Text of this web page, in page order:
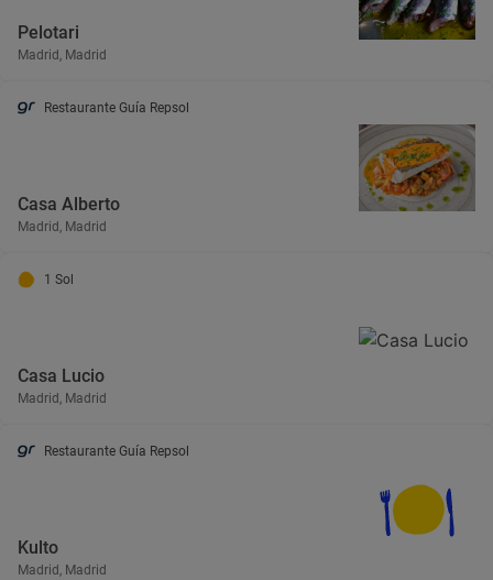
Pelotari
Madrid, Madrid
Restaurante Guía Repsol
Casa Alberto
Madrid, Madrid
1 Sol
Casa Lucio
Madrid, Madrid
Restaurante Guía Repsol
Kulto
Madrid, Madrid